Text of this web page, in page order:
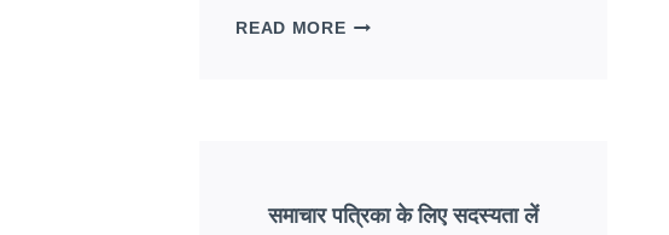
PATTERNS
READ MOREAETNA
GOOD
FIT
समाचार पत्रिका के लिए सदस्यता लें